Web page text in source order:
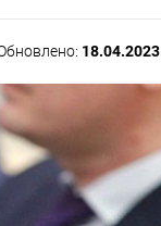
18.04.2023